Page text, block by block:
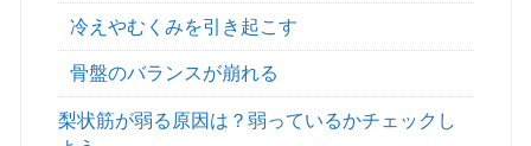
冷えやむくみを引き起こす
骨盤のバランスが崩れる
梨状筋が弱る原因は？弱っているかチェックし